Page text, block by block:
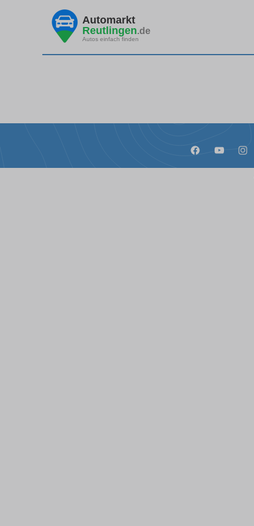
Automarkt
Reutlingen.de
Autos einfach finden